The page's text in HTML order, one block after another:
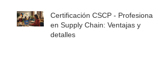
Certificación CSCP - Profesional
en Supply Chain: Ventajas y
detalles